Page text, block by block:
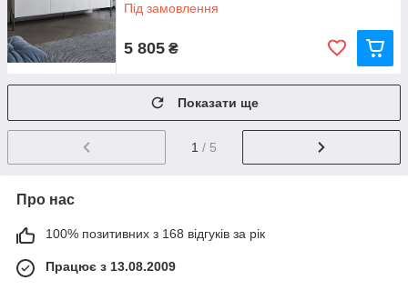
Під замовлення
5 805 ₴
Показати ще
1 / 5
Про нас
100% позитивних з 168 відгуків за рік
Працює з 13.08.2009